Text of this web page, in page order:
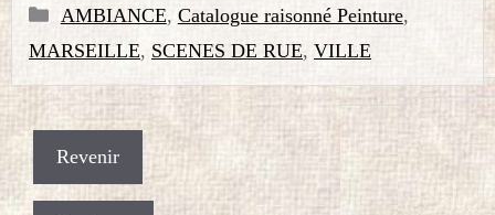
Catégories
AMBIANCE, Catalogue raisonné Peinture,
MARSEILLE, SCENES DE RUE, VILLE